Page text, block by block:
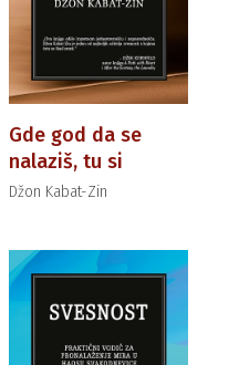
Gde god da se
nalaziš, tu si
Džon Kabat-Zin